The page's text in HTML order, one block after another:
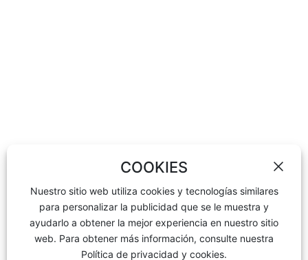
hxphkc@126.com
COOKIES
Nuestro sitio web utiliza cookies y tecnologías similares
para personalizar la publicidad que se le muestra y
ayudarlo a obtener la mejor experiencia en nuestro sitio
web. Para obtener más información, consulte nuestra
Política de privacidad y cookies.